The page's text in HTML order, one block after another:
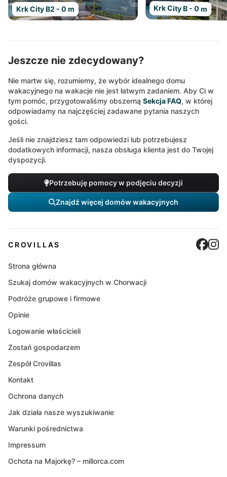
Krk City B2 - 0 m Krk City B - 0 m
Jeszcze nie zdecydowany?
Nie martw się, rozumiemy, że wybór idealnego domu
wakacyjnego na wakacje nie jest łatwym zadaniem. Aby Ci w
tym pomóc, przygotowaliśmy obszerną Sekcja FAQ, w której
odpowiadamy na najczęściej zadawane pytania naszych
gości.
Jeśli nie znajdziesz tam odpowiedzi lub potrzebujesz
dodatkowych informacji, nasza obsługa klienta jest do Twojej
dyspozycji.
Potrzebuję pomocy w podjęciu decyzji
Znajdź więcej domów wakacyjnych
CROVILLAS
Strona główna
Szukaj domów wakacyjnych w Chorwacji
Podróże grupowe i firmowe
Opinie
Logowanie właścicieli
Zostań gospodarzem
Zespół Crovillas
Kontakt
Ochrona danych
Jak działa nasze wyszukiwanie
Warunki pośrednictwa
Impressum
Ochota na Majorkę? – millorca.com